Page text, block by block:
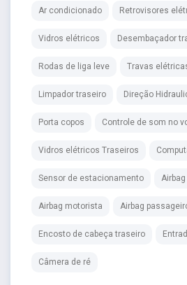
Ar condicionado Retrovisores
Vidros elétricos Desembaçador
Rodas de liga leve Travas
Limpador traseiro Direção
Porta copos Controle de som no
Vidros elétricos Traseiros
Sensor de estacionamento
Airbag motorista Airbag
Encosto de cabeça traseiro
Câmera de ré